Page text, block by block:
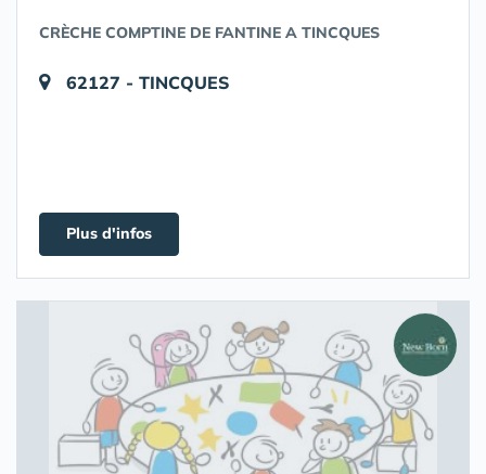
CRÈCHE COMPTINE DE FANTINE A TINCQUES
62127 - TINCQUES
Plus d'infos